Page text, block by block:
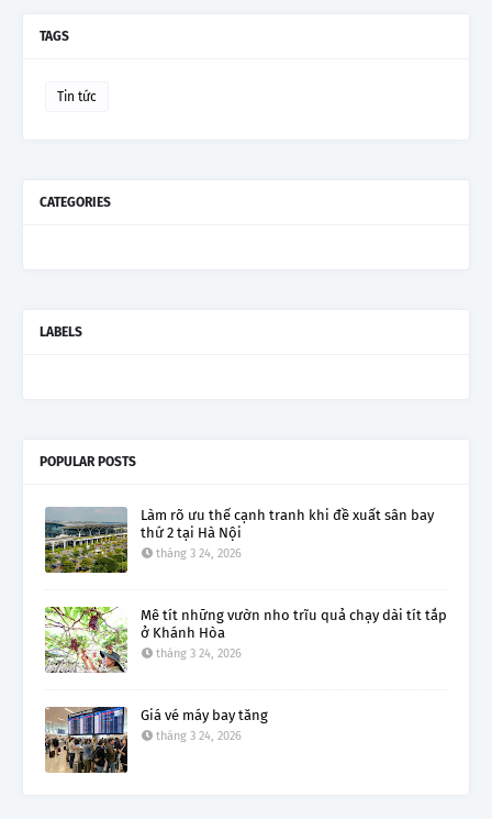
TAGS
Tin tức
CATEGORIES
LABELS
POPULAR POSTS
Làm rõ ưu thế cạnh tranh khi đề xuất sân bay
thứ 2 tại Hà Nội
tháng 3 24, 2026
Mê tít những vườn nho trĩu quả chạy dài tít tắp
ở Khánh Hòa
tháng 3 24, 2026
Giá vé máy bay tăng
tháng 3 24, 2026